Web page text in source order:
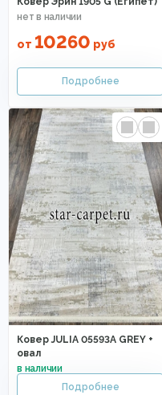
от 10260 руб
Ковер JULIA 05593A GREY +
овал